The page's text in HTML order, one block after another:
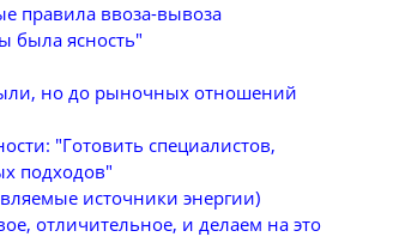
правила ввоза-вывоза
была ясность"
но до рыночных отношений
"Готовить специалистов,
подходов"
источники энергии)
отличительное, и делаем на это